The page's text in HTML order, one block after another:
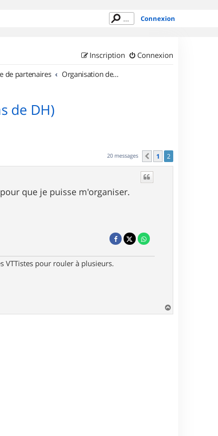
Connexion
Connexion
Inscription
de partenaires Organisation de sorties en région Rhône Alpes
de DH)
20 messages Précédent
1 2
que je puisse m'organiser.
VTTistes pour rouler à plusieurs.
a